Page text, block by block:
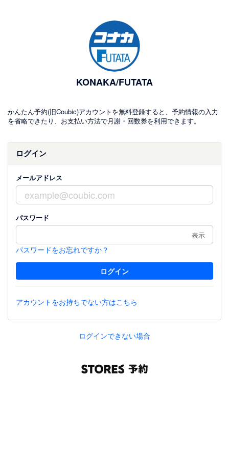
KONAKA/FUTATA
かんたん予約(旧Coubic)アカウントを無料登録すると、予約情報の入力
を省略できたり、お支払い方法で月謝・回数券を利用できます。
ログイン
メールアドレス
パスワード
表示
パスワードをお忘れですか？
アカウントをお持ちでない方はこちら
ログインできない場合